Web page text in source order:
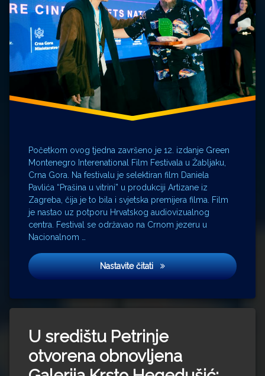
Početkom ovog tjedna završeno je 12. izdanje Green
Montenegro Interenational Film Festivala u Žabljaku,
Crna Gora. Na festivalu je selektiran film Daniela
Pavlića “Prašina u vitrini” u produkciji Artizane iz
Zagreba, čija je to bila i svjetska premijera filma. Film
je nastao uz potporu Hrvatskog audiovizualnog
centra. Festival se održavao na Crnom jezeru u
Nacionalnom …
Nastavite čitatiFilm Daniela Pavlića
U središtu Petrinje
otvorena obnovljena
komentar
on
U
središtu
Petrinje